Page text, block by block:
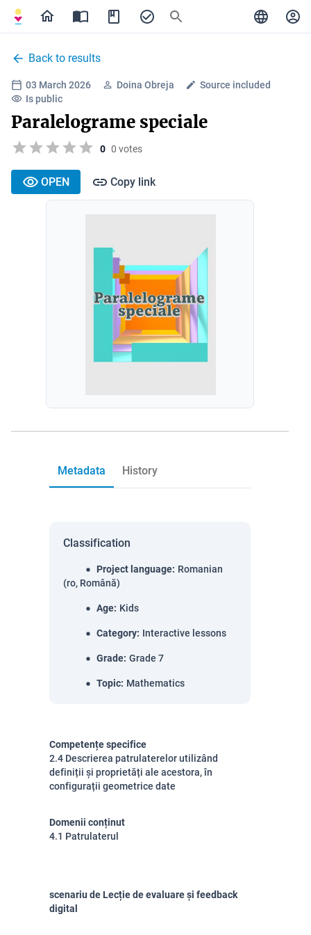
Back to results
03 March 2026 Doina Obreja
Source included
Is public
Paralelograme speciale
0 0 votes
OPEN Copy link
Metadata History
Classification
Project language: Romanian
(ro, Română)
Age: Kids
Category: Interactive lessons
Grade: Grade 7
Topic: Mathematics
Competențe specifice
2.4 Descrierea patrulaterelor utilizând
definiții și proprietăți ale acestora, în
configurații geometrice date
Domenii conținut
4.1 Patrulaterul
scenariu de Lecție de evaluare și feedback
digital